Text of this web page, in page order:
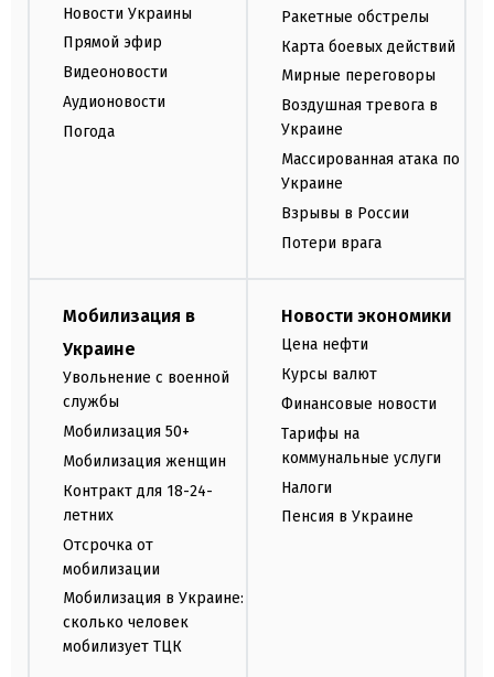
Новости Украины
Прямой эфир
Видеоновости
Аудионовости
Погода
Ракетные обстрелы
Карта боевых действий
Мирные переговоры
Воздушная тревога в
Украине
Массированная атака по
Украине
Взрывы в России
Потери врага
Мобилизация в
Украине
Увольнение с военной
службы
Мобилизация 50+
Мобилизация женщин
Контракт для 18-24-
летних
Отсрочка от
мобилизации
Мобилизация в Украине:
сколько человек
мобилизует ТЦК
Новости экономики
Цена нефти
Курсы валют
Финансовые новости
Тарифы на
коммунальные услуги
Налоги
Пенсия в Украине